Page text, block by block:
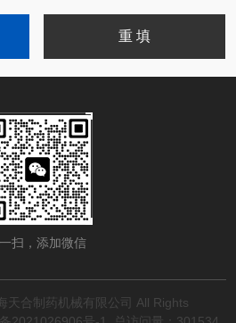
扫，添加微信
天合制药机械有限公司 All Rights